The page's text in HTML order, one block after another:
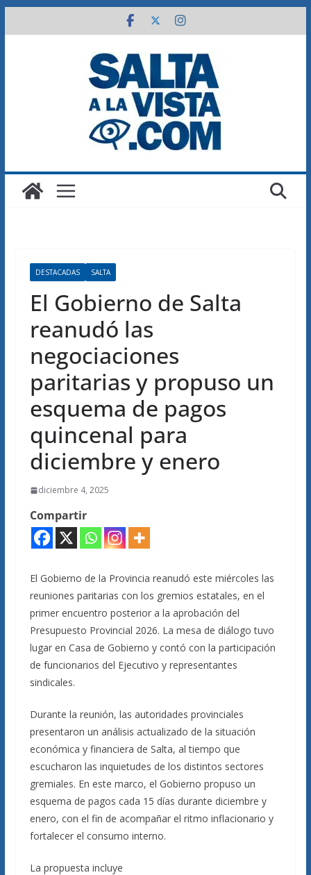
al
DESTACADAS SALTA
El Gobierno de Salta
reanudó las
negociaciones
paritarias y propuso un
esquema de pagos
quincenal para
diciembre y enero
diciembre 4, 2025
Compartir
El Gobierno de la Provincia reanudó este miércoles las
reuniones paritarias con los gremios estatales, en el
primer encuentro posterior a la aprobación del
Presupuesto Provincial 2026. La mesa de diálogo tuvo
lugar en Casa de Gobierno y contó con la participación
de funcionarios del Ejecutivo y representantes
sindicales.
Durante la reunión, las autoridades provinciales
presentaron un análisis actualizado de la situación
económica y financiera de Salta, al tiempo que
escucharon las inquietudes de los distintos sectores
gremiales. En este marco, el Gobierno propuso un
esquema de pagos cada 15 días durante diciembre y
enero, con el fin de acompañar el ritmo inflacionario y
fortalecer el consumo interno.
La propuesta incluye